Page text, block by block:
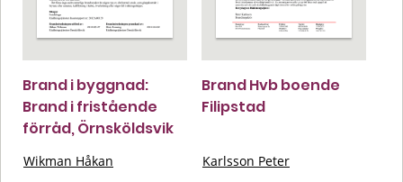
Brand i byggnad:
Brand i fristående
förråd, Örnsköldsvik
Wikman Håkan
Brand Hvb boende
Filipstad
Karlsson Peter